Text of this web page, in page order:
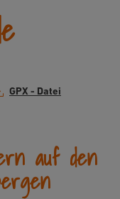
GPX - Datei
auf den